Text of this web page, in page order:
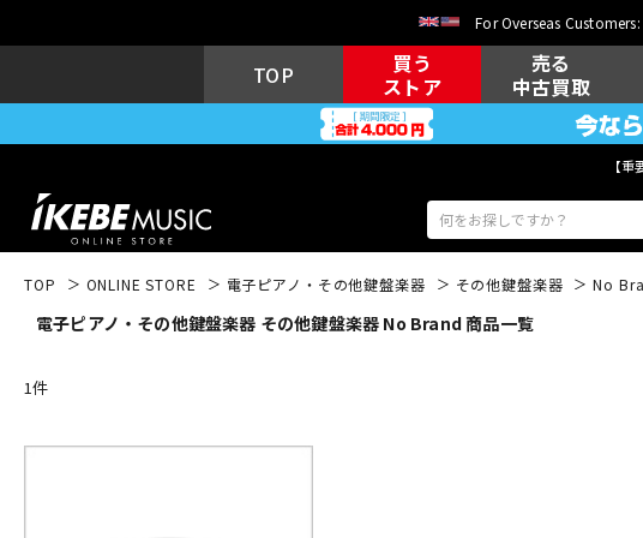
For Overseas
TOP
買う
ストア
売る
中古買取
【
アコギ/エレ
キーボード
TOP ONLINE STORE 電子ピアノ・その他鍵盤楽器 その他鍵盤楽器 No
電子ピアノ・その他鍵盤楽器 その他鍵盤楽器 No Brand 商品一覧
1件